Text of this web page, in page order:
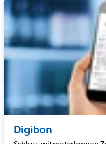
Digibon